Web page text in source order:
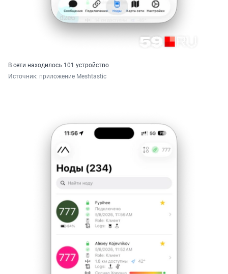
В сети находилось 101 устройство
Источник: приложение Meshtastic